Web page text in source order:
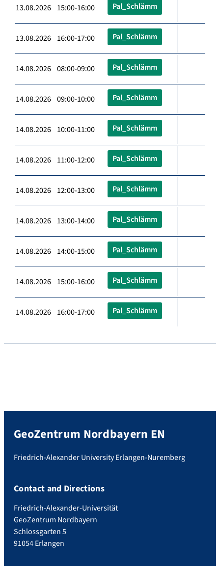
13.08.2026 15:00-16:00 Pal_Schlämm
13.08.2026 16:00-17:00 Pal_Schlämm
14.08.2026 08:00-09:00 Pal_Schlämm
14.08.2026 09:00-10:00 Pal_Schlämm
14.08.2026 10:00-11:00 Pal_Schlämm
14.08.2026 11:00-12:00 Pal_Schlämm
14.08.2026 12:00-13:00 Pal_Schlämm
14.08.2026 13:00-14:00 Pal_Schlämm
14.08.2026 14:00-15:00 Pal_Schlämm
14.08.2026 15:00-16:00 Pal_Schlämm
14.08.2026 16:00-17:00 Pal_Schlämm
GeoZentrum Nordbayern EN
Friedrich-Alexander University Erlangen-Nuremberg
Contact and Directions
Friedrich-Alexander-Universität
GeoZentrum Nordbayern
Schlossgarten 5
91054 Erlangen